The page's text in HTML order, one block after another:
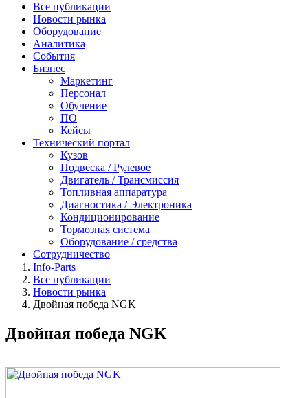
Все публикации
Новости рынка
Оборудование
Аналитика
События
Бизнес
Маркетинг
Персонал
Обучение
ПО
Кейсы
Технический портал
Кузов
Подвеска / Рулевое
Двигатель / Трансмиссия
Топливная аппаратура
Диагностика / Электроника
Кондиционирование
Тормозная система
Оборудование / средства
Сотрудничество
Info-Parts
Все публикации
Новости рынка
Двойная победа NGK
Двойная победа NGK